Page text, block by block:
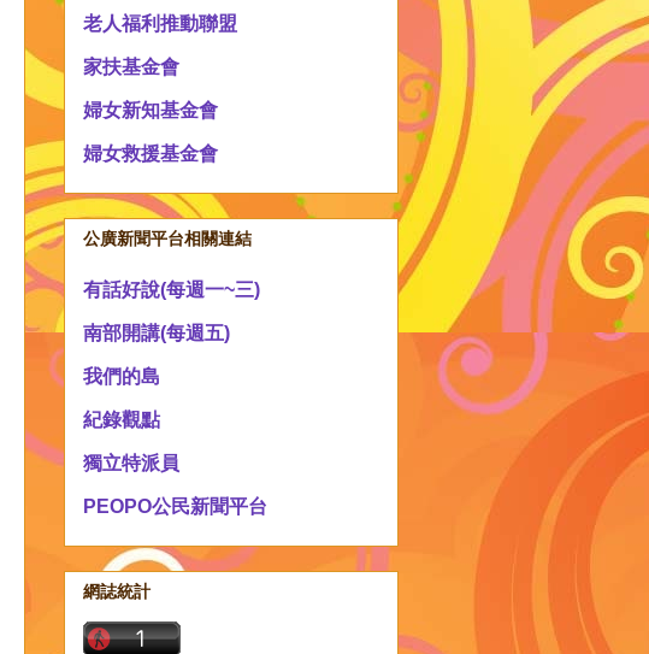
老人福利推動聯盟
家扶基金會
婦女新知基金會
婦女救援基金會
公廣新聞平台相關連結
有話好說(每週一~三)
南部開講(每週五)
我們的島
紀錄觀點
獨立特派員
PEOPO公民新聞平台
網誌統計